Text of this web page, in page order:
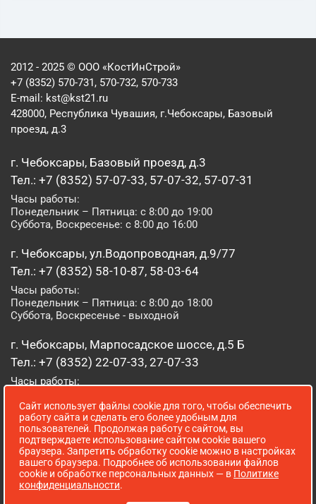
2012 - 2025 © ООО «КостИнСтрой»
+7 (8352) 570-731, 570-732, 570-733
E-mail: kst@kst21.ru
428000, Республика Чувашия, г.Чебоксары, Базовый
проезд, д.3
г. Чебоксары, Базовый проезд, д.3
Тел.: +7 (8352) 57-07-33, 57-07-32, 57-07-31
Часы работы:
Понедельник – Пятница: с 8:00 до 19:00
Суббота, Воскресенье: с 8:00 до 16:00
г. Чебоксары, ул.Водопроводная, д.9/77
Тел.: +7 (8352) 58-10-87, 58-03-64
Часы работы:
Понедельник – Пятница: с 8:00 до 18:00
Суббота, Воскресенье - выходной
г. Чебоксары, Марпосадское шоссе, д.5 Б
Тел.: +7 (8352) 22-07-33, 27-07-33
Часы работы:
Суббота, Воскресенье: с 8:00 до 16:00
г. Йошкар-Ола, ул. Луначарского, д. 52 А
Тел.: (8362) 41-07-31
Часы работы:
Понедельник – Пятница: с 8:00 до 18:00
Сайт использует файлы cookie для того, чтобы обеспечить
работу сайта и сделать его более удобным для
пользователей. Продолжая работу с сайтом, вы
подтверждаете использование сайтом cookie вашего
браузера. Запретить обработку cookie можно в настройках
вашего браузера. Подробнее об использовании файлов
cookie и обработке персональных данных — в Политике
конфиденциальности.